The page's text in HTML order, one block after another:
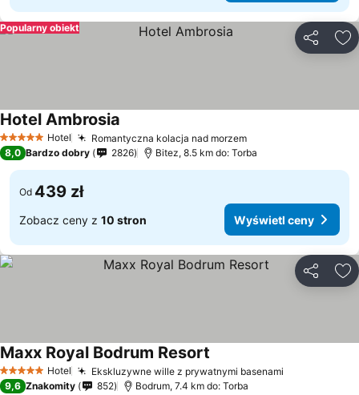
Popularny obiekt
5 KategoriaHotel Romantyczna kolacja nad morzem
Hotel Ambrosia
8,0 Bardzo dobry 2826 Bitez, 8.5 km do: Torba
Od 439 zł
Zobacz ceny z 10 stron Wyświetl ceny
5 KategoriaHotel Ekskluzywne wille z prywatnymi basenami
Maxx Royal Bodrum Resort
9,6 Znakomity 852 Bodrum, 7.4 km do: Torba